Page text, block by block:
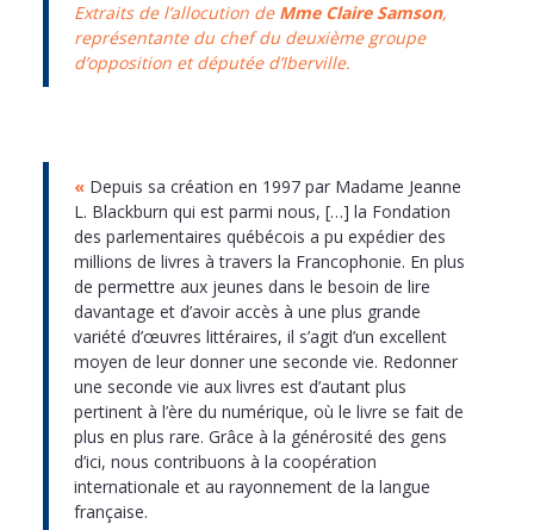
Extraits de l’allocution de Mme Claire Samson,
représentante du chef du deuxième groupe
d’opposition et députée d’Iberville.
« Depuis sa création en 1997 par Madame Jeanne
L. Blackburn qui est parmi nous, […] la Fondation
des parlementaires québécois a pu expédier des
millions de livres à travers la Francophonie. En plus
de permettre aux jeunes dans le besoin de lire
davantage et d’avoir accès à une plus grande
variété d’œuvres littéraires, il s’agit d’un excellent
moyen de leur donner une seconde vie. Redonner
une seconde vie aux livres est d’autant plus
pertinent à l’ère du numérique, où le livre se fait de
plus en plus rare. Grâce à la générosité des gens
d’ici, nous contribuons à la coopération
internationale et au rayonnement de la langue
française.